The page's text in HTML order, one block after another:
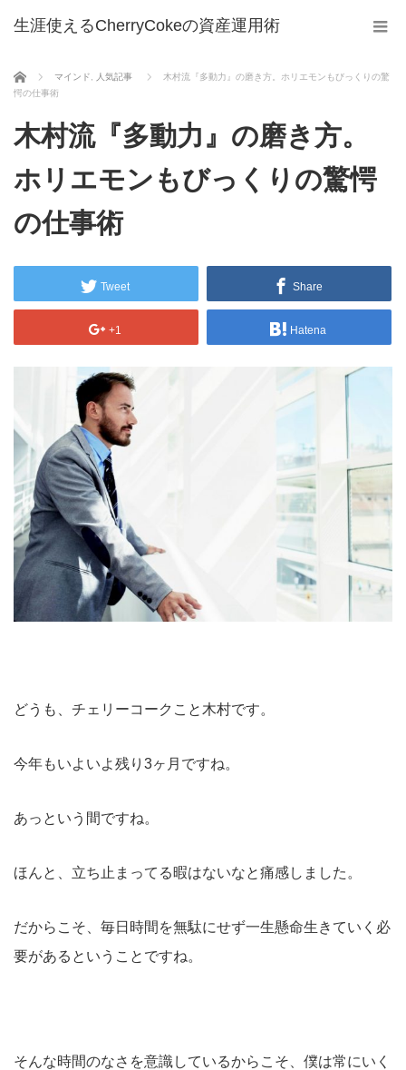
生涯使えるCherryCokeの資産運用術
ホーム マインド 人気記事
木村流『多動力』の磨き方。ホリエモンもびっくりの驚
愕の仕事術
木村流『多動力』の磨き方。
ホリエモンもびっくりの驚愕
の仕事術
Tweet Share
+1 Hatena
どうも、チェリーコークこと木村です。
今年もいよいよ残り3ヶ月ですね。
あっという間ですね。
ほんと、立ち止まってる暇はないなと痛感しました。
だからこそ、毎日時間を無駄にせず一生懸命生きていく必
要があるということですね。
そんな時間のなさを意識しているからこそ、僕は常にいく